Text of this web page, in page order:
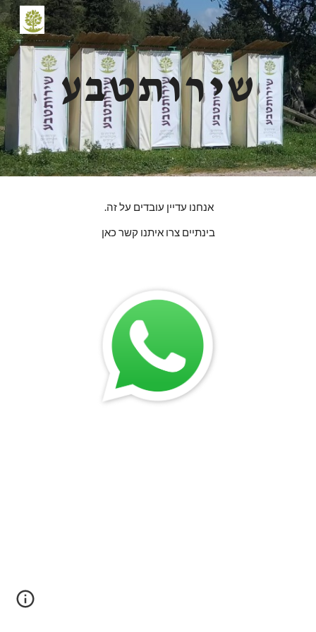
Skip to main content Skip to navigation
שירותטבע
אנחנו עדיין עובדים על זה.
בינתיים צרו איתנו קשר כאן